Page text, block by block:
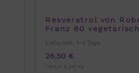
Resveratrol von
Franz 60
Lieferzeit: 1-3 Tage
26,50 €
1.104,17 € pro Kg